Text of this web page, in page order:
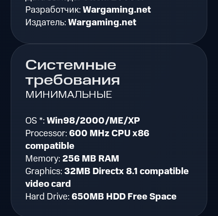
Разработчик:Wargaming.net
Издатель:Wargaming.net
Системные
требования
МИНИМАЛЬНЫЕ
OS *:Win98/2000/ME/XP
Processor:600 MHz CPU x86
compatible
Memory: 256 MB RAM
Graphics:32MB Directx 8.1 compatible
video card
Hard Drive:650MB HDD Free Space